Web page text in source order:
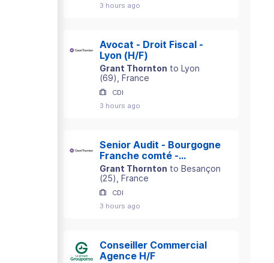
3 hours ago
Avocat - Droit Fiscal -
Lyon (H/F)
Grant Thornton to Lyon
(69) , France
CDI
3 hours ago
Senior Audit - Bourgogne
Franche comté -
Besançon (H/F)
Grant Thornton to Besançon
(25) , France
CDI
3 hours ago
Conseiller Commercial
Agence H/F